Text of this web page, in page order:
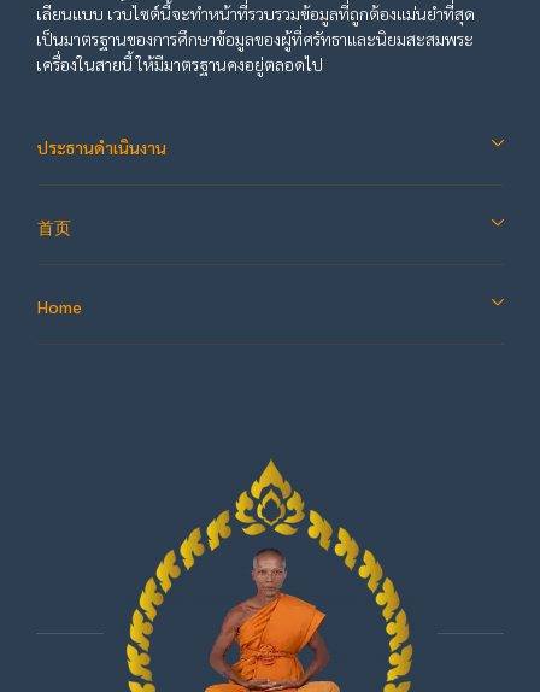
เลียนแบบ เวบไซต์นี้จะทำหน้าที่รวบรวมข้อมูลที่ถูกต้องแม่นยำที่สุด
เป็นมาตรฐานของการศึกษาข้อมูลของผู้ที่ศรัทธาและนิยมสะสมพระ
เครื่องในสายนี้ ให้มีมาตรฐานคงอยู่ตลอดไป
ประธานดำเนินงาน
首页
Home